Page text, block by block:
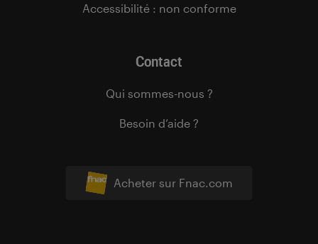
Acheter sur Fnac.com
Accessibilité : non conforme
Contact
Qui sommes-nous ?
Besoin d’aide ?